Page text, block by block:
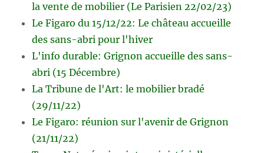
la vente de mobilier (Le Parisien 22/02/23)
Le Figaro du 15/12/22: Le château accueille
des sans-abri pour l'hiver
L'info durable: Grignon accueille des sans-
abri (15 Décembre)
La Tribune de l'Art: le mobilier bradé
(29/11/22)
Le Figaro: réunion sur l'avenir de Grignon
(21/11/22)